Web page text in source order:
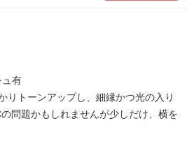
ュ有
りトーンアップし、細縁かつ光の入り
問題かもしれませんが少しだけ、横を